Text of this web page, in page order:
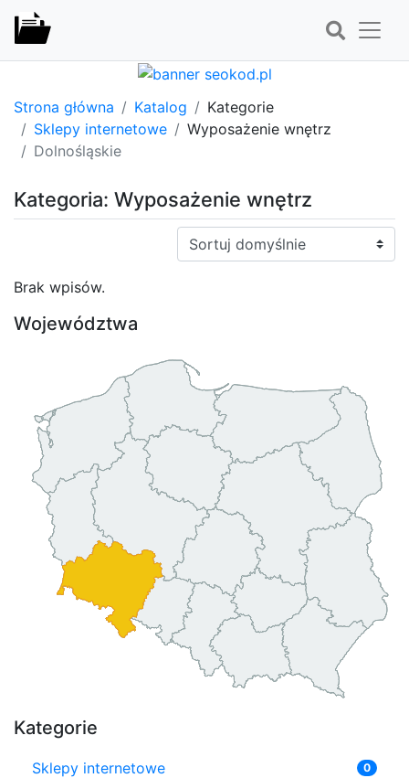
Strona główna Katalog
Kategorie
Sklepy internetowe
Wyposażenie wnętrz
Dolnośląskie
Kategoria: Wyposażenie wnętrz
Sortuj:
Brak wpisów.
Województwa
Kategorie
Sklepy internetowe 0